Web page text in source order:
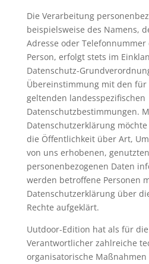
Die Verarbeitung
beispielsweise des Namens,
Adresse oder
Person, erfolgt stets im
Datenschutz-
Übereinstimmung mit den
geltenden landesspezifischen
Datenschutzbestimmungen.
Datenschutzerklärung
die Öffentlichkeit über Art,
von uns erhobenen,
personenbezogenen Daten
werden betroffene Personen
Datenschutzerklärung über
Rechte aufgeklärt.
Uutdoor-Edition hat als für
Verantwortlicher zahlreiche
organisatorische